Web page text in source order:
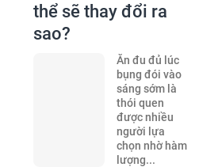
thể sẽ thay đổi ra
sao?
Ăn đu đủ lúc
bụng đói vào
sáng sớm là
thói quen
được nhiều
người lựa
chọn nhờ hàm
lượng...